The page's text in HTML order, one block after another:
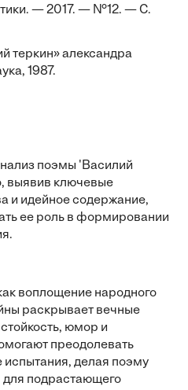
— 2017. — №12. — С.
теркин» александра
1987.
поэмы 'Василий
выявив ключевые
и идейное содержание,
ее роль в формировании
воплощение народного
раскрывает вечные
юмор и
преодолевать
делая поэму
для подрастающего